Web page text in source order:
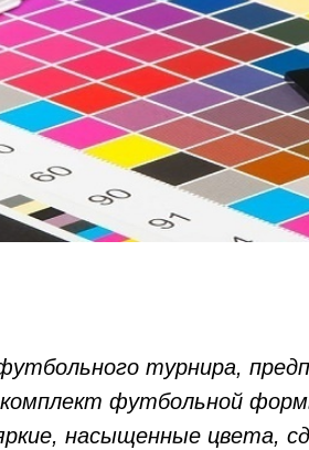
турнира,
футбольной
насыщенные цвета,